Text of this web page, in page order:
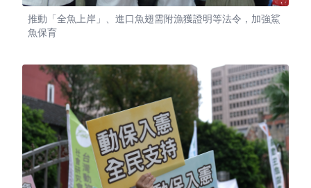
推動「全魚上岸」、進口魚翅需附漁獲證明等法令，加強鯊
魚保育